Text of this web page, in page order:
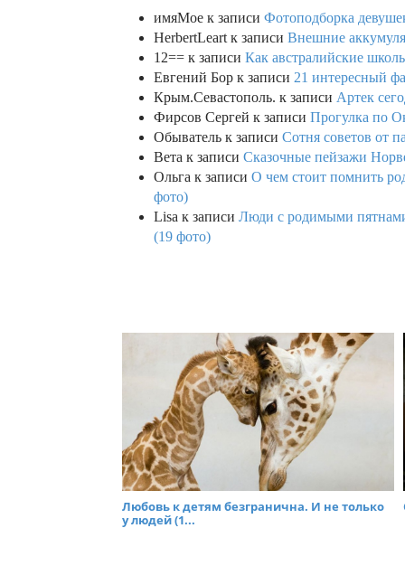
имяМое к записи Фотоподборка
HerbertLeart к записи Внешние
12== к записи Как австралийские
Евгений Бор к записи 21 интересный
Крым.Севастополь. к записи Артек
Фирсов Сергей к записи Прогулка по
Обыватель к записи Сотня советов от
Вета к записи Сказочные пейзажи
Ольга к записи О чем стоит помнить
фото)
Lisa к записи Люди с родимыми
(19 фото)
Любовь к детям безгранична. И не только
у людей (1...